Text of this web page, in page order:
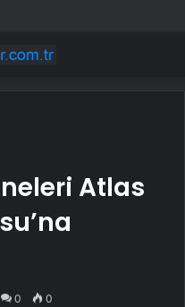
Atlas
0 0